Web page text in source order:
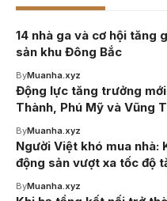
14 nhà ga và cơ hội tăng
sản khu Đông Bắc
ByMuanha.xyz
Động lực tăng trưởng
Thành, Phú Mỹ và Vũng
ByMuanha.xyz
Người Việt khó mua nhà:
động sản vượt xa tốc độ
ByMuanha.xyz